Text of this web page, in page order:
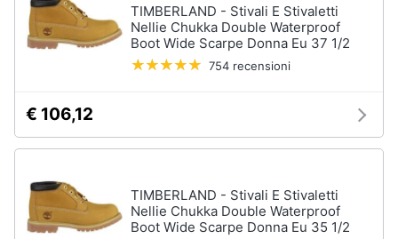
Assistenza
clienti
Tuta
Pantaloni
Apple
Watch
Smartwatch
TIMBERLAND - Stivali E Stivaletti
Nellie Chukka Double Waterproof
Boot Wide Scarpe Donna Eu 37 1/2
754 recensioni
€ 106,12
TIMBERLAND - Stivali E Stivaletti
Nellie Chukka Double Waterproof
Boot Wide Scarpe Donna Eu 35 1/2